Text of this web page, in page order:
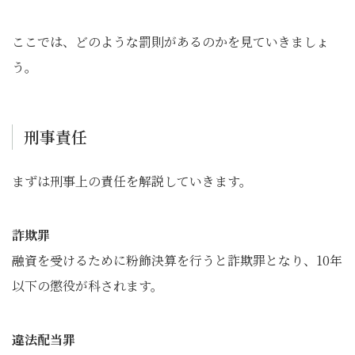
ここでは、どのような罰則があるのかを見ていきましょ
う。
刑事責任
まずは刑事上の責任を解説していきます。
詐欺罪
融資を受けるために粉飾決算を行うと詐欺罪となり、10年
以下の懲役が科されます。
違法配当罪